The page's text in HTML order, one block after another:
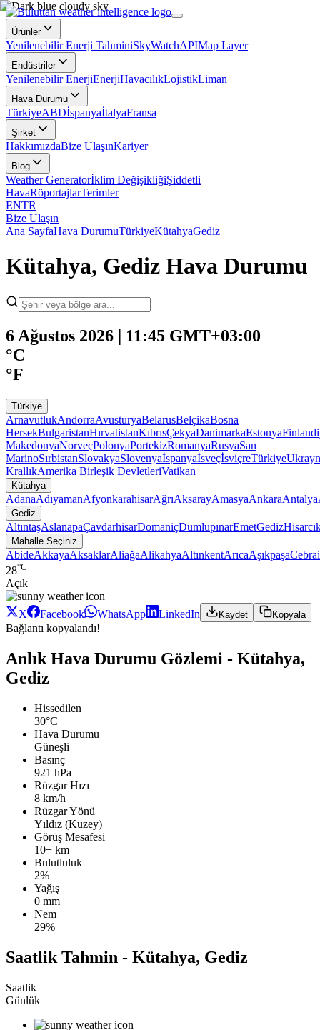
Ürünler
Yenilenebilir Enerji TahminiSkyWatchAPIMap Layer
Endüstriler
Yenilenebilir EnerjiEnerjiHavacılıkLojistikLiman
Hava Durumu
TürkiyeABDİspanyaİtalyaFransa
Şirket
HakkımızdaBize UlaşınKariyer
Blog
Weather Generatorİklim DeğişikliğiŞiddetli
HavaRöportajlarTerimler
ENTR
Bize Ulaşın
Ana SayfaHava DurumuTürkiyeKütahyaGediz
Kütahya, Gediz Hava Durumu
6 Ağustos 2026 | 11:45 GMT+03:00
°C
°F
Türkiye
ArnavutlukAndorraAvusturyaBelarusBelçikaBosna
HersekBulgaristanHırvatistanKıbrısÇekyaDanimarkaEstonya
MakedonyaNorveçPolonyaPortekizRomanyaRusyaSan
MarinoSırbistanSlovakyaSlovenyaİspanyaİsveçİsviçreTürkiye
KrallıkAmerika Birleşik DevletleriVatikan
Kütahya
AdanaAdıyamanAfyonkarahisarAğrıAksarayAmasyaAnkaraAntalya
Gediz
AltıntaşAslanapaÇavdarhisarDomaniçDumlupınarEmetGediz
Mahalle Seçiniz
AbideAkkayaAksaklarAliağaAlikahyaAltınkentArıcaAşıkpaşa
28°C
Açık
X Facebook WhatsApp LinkedIn Kaydet Kopyala
Bağlantı kopyalandı!
Anlık Hava Durumu Gözlemi - Kütahya,
Gediz
Hissedilen
30°C
Hava Durumu
Güneşli
Basınç
921 hPa
Rüzgar Hızı
8 km/h
Rüzgar Yönü
Yıldız (Kuzey)
Görüş Mesafesi
10+ km
Bulutluluk
2%
Yağış
0 mm
Nem
29%
Saatlik Tahmin - Kütahya, Gediz
Saatlik
Günlük